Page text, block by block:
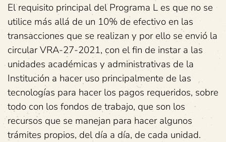
El requisito principal del Programa L es que no se
utilice más allá de un 10% de efectivo en las
transacciones que se realizan y por ello se envió la
circular VRA-27-2021, con el fin de instar a las
unidades académicas y administrativas de la
Institución a hacer uso principalmente de las
tecnologías para hacer los pagos requeridos, sobre
todo con los fondos de trabajo, que son los
recursos que se manejan para hacer algunos
trámites propios, del día a día, de cada unidad.